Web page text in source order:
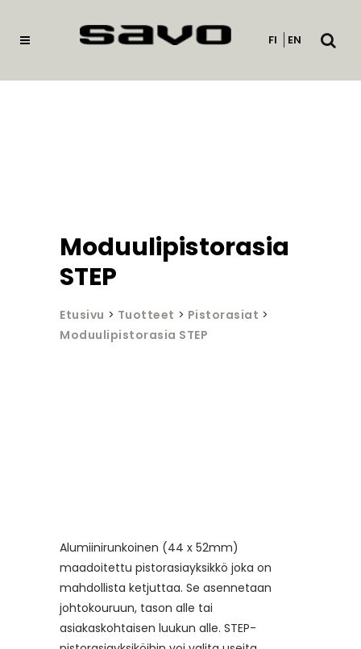
FI EN
Avaa
Moduulipistorasia
STEP
Etusivu > Tuotteet > Pistorasiat >
Moduulipistorasia STEP
Alumiinirunkoinen (44 x 52mm)
maadoitettu pistorasiayksikkö joka on
mahdollista ketjuttaa. Se asennetaan
johtokouruun, tason alle tai
asiakaskohtaisen luukun alle. STEP-